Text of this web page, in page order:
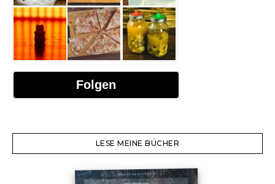
LESE MEINE BÜCHER
Folgen